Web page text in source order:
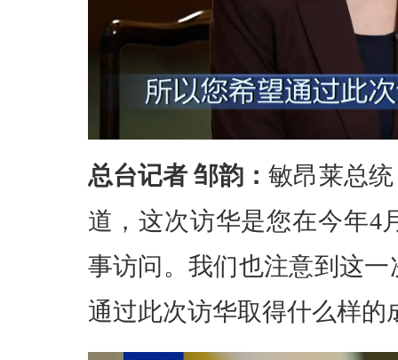
总台记者 邹韵：敏昂莱总
道，这次访华是您在今年4
事访问。我们也注意到这
通过此次访华取得什么样的